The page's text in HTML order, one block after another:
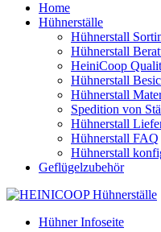
Home
Hühnerställe
Hühnerstall
Hühnerstall
HeiniCoop
Hühnerstall
Hühnerstall
Spedition von
Hühnerstall
Hühnerstall FAQ
Hühnerstall
Geflügelzubehör
Hühner Infoseite